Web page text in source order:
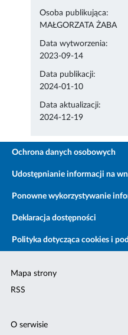
Osoba publikująca:
MAŁGORZATA ŻABA
Data wytworzenia:
2023-09-14
Data publikacji:
2024-01-10
Data aktualizacji:
2024-12-19
Ochrona danych osobowych
Udostępnianie informacji na
Ponowne wykorzystywanie
Deklaracja dostępności
Polityka dotycząca cookies i
Mapa strony
RSS
O serwisie